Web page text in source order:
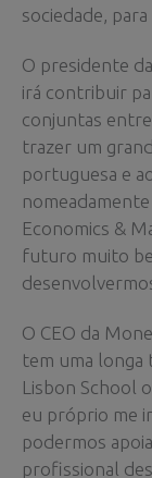
sociedade,
O presidente
irá contribuir
conjuntas
trazer um
portuguesa e
Economics &
futuro muito
O CEO da
tem uma longa
Lisbon School
eu próprio me
podermos
profissional